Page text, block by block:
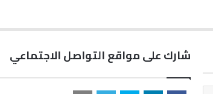
شارك على مواقع التواصل الاجتماعي